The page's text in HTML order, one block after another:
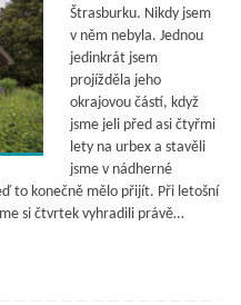
Štrasburku. Nikdy jsem
v něm nebyla. Jednou
jedinkrát jsem
projížděla jeho
okrajovou částí, když
jsme jeli před asi čtyřmi
lety na urbex a stavěli
jsme v nádherné
to konečně mělo přijít. Při letošní
si čtvrtek vyhradili právě…